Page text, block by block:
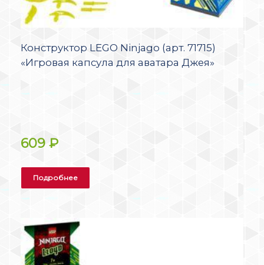
Конструктор LEGO Ninjago (арт. 71715)
«Игровая капсула для аватара Джея»
609 ₽
Подробнее